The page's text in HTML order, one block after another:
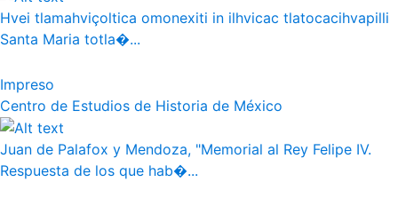
Hvei tlamahviçoltica omonexiti in ilhvicac tlatocacihvapilli
Santa Maria totla�...
Impreso
Centro de Estudios de Historia de México
Juan de Palafox y Mendoza, "Memorial al Rey Felipe IV.
Respuesta de los que hab�...